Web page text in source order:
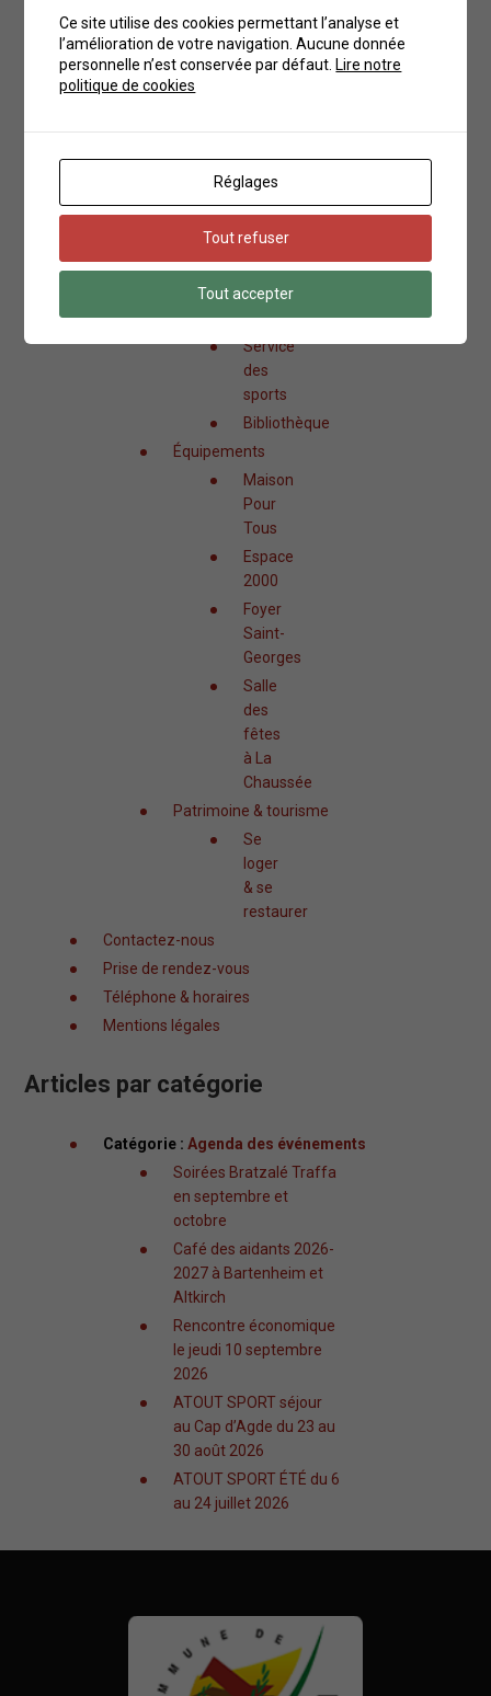
artisanat
Santé & solidarité
Aides
Sapeurs-
pompiers
AFAPEI
Mes loisirs et sorties
Associations
Culturel, loisirs & sports
Service
des
sports
Bibliothèque
Équipements
Maison
Pour
Tous
Espace
2000
Foyer
Saint-
Georges
Salle
des
fêtes
à La
Chaussée
Patrimoine & tourisme
Se
loger
& se
restaurer
Contactez-nous
Prise de rendez-vous
Téléphone & horaires
Mentions légales
Articles par catégorie
Catégorie : Agenda des événements
Soirées Bratzalé Traffa
en septembre et
octobre
Café des aidants 2026-
2027 à Bartenheim et
Altkirch
Rencontre économique
le jeudi 10 septembre
2026
ATOUT SPORT séjour
au Cap d’Agde du 23 au
30 août 2026
ATOUT SPORT ÉTÉ du 6
au 24 juillet 2026
Mairie de Bartenheim
Ce site utilise des cookies permettant l’analyse et
l’amélioration de votre navigation. Aucune donnée
personnelle n’est conservée par défaut. Lire notre
politique de cookies
Réglages
Tout refuser
Tout accepter